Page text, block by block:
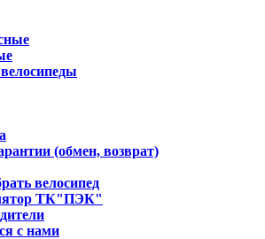
(обмен, возврат)
велосипед
ТК"ПЭК"
с нами